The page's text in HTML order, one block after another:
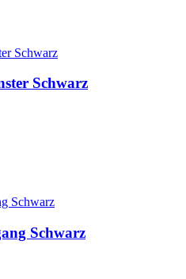
Schwarz
Schwarz